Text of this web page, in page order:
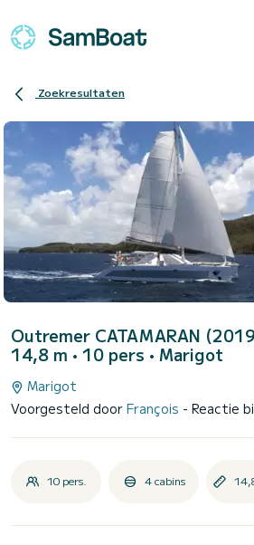
Zoekresultaten
Outremer CATAMARAN
14,8 m • 10 pers • Marigot
Marigot
Voorgesteld door François - Reactie
10 pers. 4 cabins